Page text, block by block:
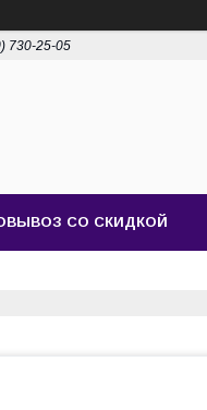
730-25-05
СО СКИДКОЙ